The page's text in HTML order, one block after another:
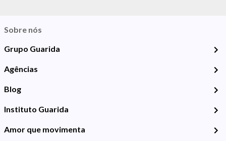
Sobre nós
Grupo Guarida
Agências
Blog
Instituto Guarida
Amor que movimenta